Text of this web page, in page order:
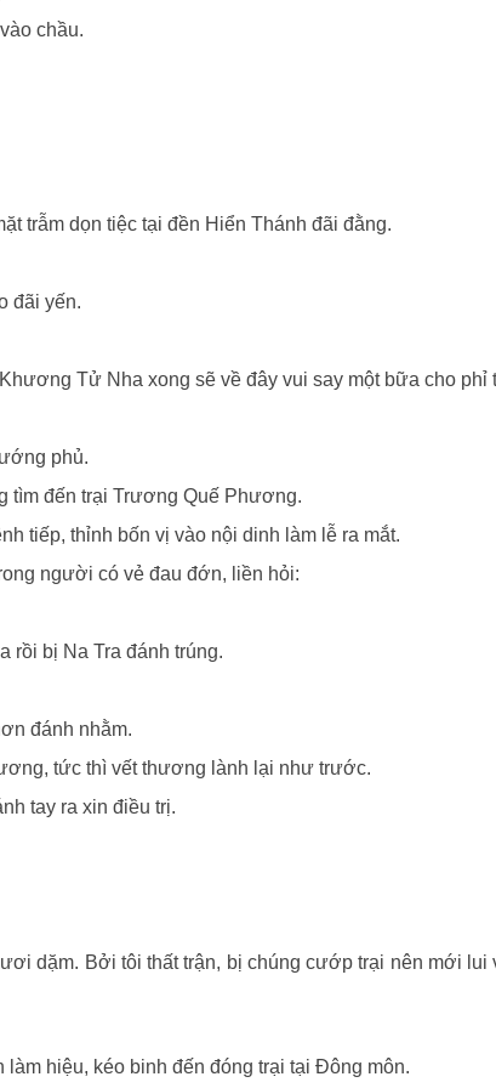
chầu.
trẫm dọn tiệc tại đền Hiển Thánh đãi đằng.
đãi yến.
Tử Nha xong sẽ về đây vui say một bữa cho phỉ
phủ.
tìm đến trại Trương Quế Phương.
tiếp, thỉnh bốn vị vào nội dinh làm lễ ra mắt.
người có vẻ đau đớn, liền hỏi:
rồi bị Na Tra đánh trúng.
đánh nhằm.
tức thì vết thương lành lại như trước.
tay ra xin điều trị.
dặm. Bởi tôi thất trận, bị chúng cướp trại nên mới lui
hiệu, kéo binh đến đóng trại tại Ðông môn.